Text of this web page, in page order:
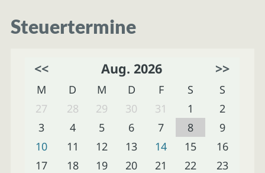
Steuertermine
<< Aug. 2026 >>
M D M D F S
S
27
28 29 30 31 1
2
3
4 5 6 7 8
9
10
11 12 13 14 15
16
17
18 19 20 21 22
23